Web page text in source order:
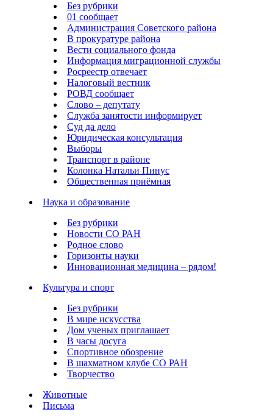
Без рубрики
01 сообщает
Администрация Советского района
В прокуратуре района
Вести социального фонда
Информация миграционной службы
Росреестр отвечает
Налоговый вестник
РОВД сообщает
Слово – депутату
Служба занятости информирует
Суд да дело
Юридическая консультация
Выборы
Транспорт в районе
Колонка Натальи Пинус
Общественная приёмная
Наука и образование
Без рубрики
Новости СО РАН
Родное слово
Горизонты науки
Инновационная медицина – рядом!
Культура и спорт
Без рубрики
В мире искусства
Дом ученых приглашает
В часы досуга
Спортивное обозрение
В шахматном клубе СО РАН
Творчество
Животные
Письма